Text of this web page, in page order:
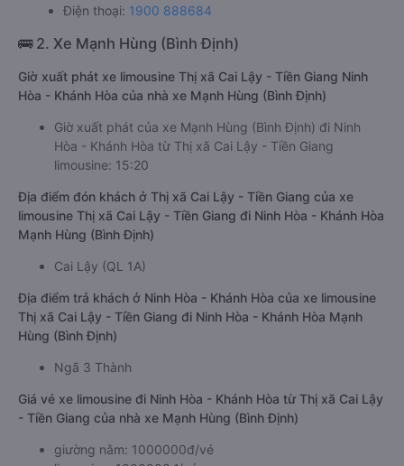
Điện thoại: 1900 888684
🚌 2. Xe Mạnh Hùng (Bình Định)
Giờ xuất phát xe limousine Thị xã Cai Lậy - Tiền Giang Ninh
Hòa - Khánh Hòa của nhà xe Mạnh Hùng (Bình Định)
Giờ xuất phát của xe Mạnh Hùng (Bình Định) đi Ninh
Hòa - Khánh Hòa từ Thị xã Cai Lậy - Tiền Giang
limousine: 15:20
Địa điểm đón khách ở Thị xã Cai Lậy - Tiền Giang của xe
limousine Thị xã Cai Lậy - Tiền Giang đi Ninh Hòa - Khánh Hòa
Mạnh Hùng (Bình Định)
Cai Lậy (QL 1A)
Địa điểm trả khách ở Ninh Hòa - Khánh Hòa của xe limousine
Thị xã Cai Lậy - Tiền Giang đi Ninh Hòa - Khánh Hòa Mạnh
Hùng (Bình Định)
Ngã 3 Thành
Giá vé xe limousine đi Ninh Hòa - Khánh Hòa từ Thị xã Cai Lậy
- Tiền Giang của nhà xe Mạnh Hùng (Bình Định)
giường nằm: 1000000đ/vé